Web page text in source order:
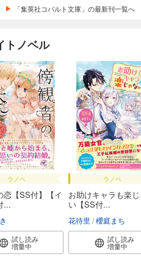
闇29
カート
試し読み
闇30
カート
試し読み
「集英社コバルト文庫」の最新刊一覧へ
トノベル
ラノベ
恋【SS付】【イ
...
試し読み
増量中
ラノベ
お助けキャラも楽
い【SS付...
花待里 櫻庭まち
試し読み
増量中